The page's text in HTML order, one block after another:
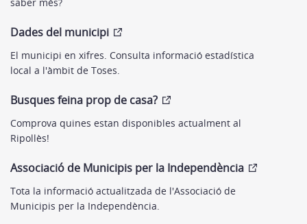
Dades del municipi
El municipi en xifres. Consulta informació estadística
local a l'àmbit de Toses.
Busques feina prop de casa?
Comprova quines estan disponibles actualment al
Ripollès!
Associació de Municipis per la Independència
Tota la informació actualitzada de l'Associació de
Municipis per la Independència.